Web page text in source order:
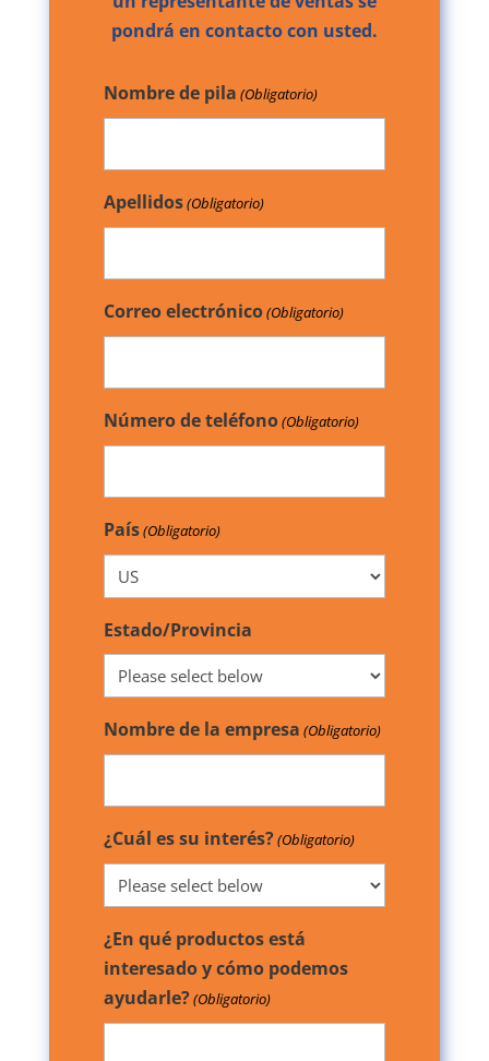
pondrá en contacto con usted.
Nombre de pila (Obligatorio)
Apellidos(Obligatorio)
Correo electrónico(Obligatorio)
Número de teléfono(Obligatorio)
País(Obligatorio)
Estado/Provincia
Nombre de la empresa (Obligatorio)
¿Cuál es su interés?(Obligatorio)
¿En qué productos está
interesado y cómo podemos
ayudarle?(Obligatorio)